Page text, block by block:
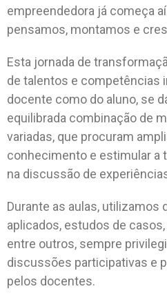
empreendedora já começa
pensamos, montamos e
Esta jornada de
de talentos e competências
docente como do aluno, se
equilibrada combinação de
variadas, que procuram
conhecimento e estimular a
na discussão de
Durante as aulas, utilizamos
aplicados, estudos de
entre outros, sempre
discussões participativas e
pelos docentes.